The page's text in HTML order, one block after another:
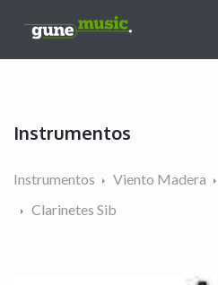
Instrumentos
Instrumentos Viento Madera
Clarinetes Sib